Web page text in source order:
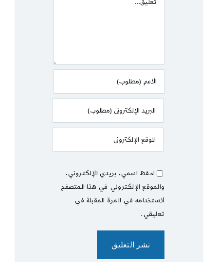
احفظ اسمي، بريدي الإلكتروني،
والموقع الإلكتروني في هذا المتصفح
لاستخدامه في المرة المقبلة في
تعليقي.